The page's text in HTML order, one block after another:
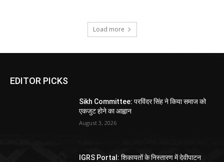
Load more
EDITOR PICKS
Sikh Committee: परविंदर सिंह ने किया समाज को
एकजुट होने का आह्वान
August 3, 2026
IGRS Portal: शिकायतों के निस्तारण में देवीपाटन